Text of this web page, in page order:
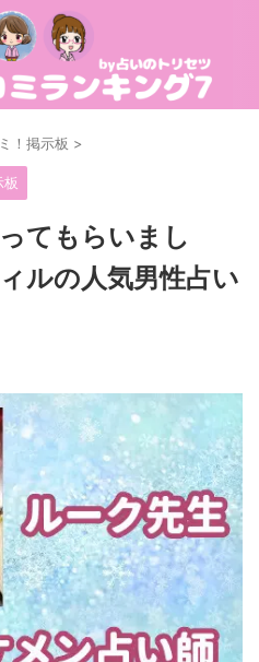
！掲示板 >
てもらいまし
ルの人気男性占い